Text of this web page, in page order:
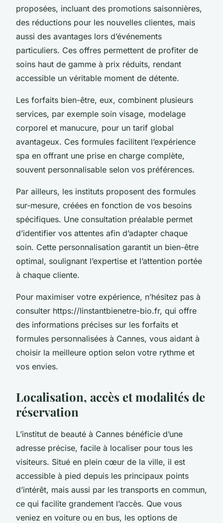
proposées, incluant des promotions saisonnières,
des réductions pour les nouvelles clientes, mais
aussi des avantages lors d’événements
particuliers. Ces offres permettent de profiter de
soins haut de gamme à prix réduits, rendant
accessible un véritable moment de détente.
Les forfaits bien-être, eux, combinent plusieurs
services, par exemple soin visage, modelage
corporel et manucure, pour un tarif global
avantageux. Ces formules facilitent l’expérience
spa en offrant une prise en charge complète,
souvent personnalisable selon vos préférences.
Par ailleurs, les instituts proposent des formules
sur-mesure, créées en fonction de vos besoins
spécifiques. Une consultation préalable permet
d’identifier vos attentes afin d’adapter chaque
soin. Cette personnalisation garantit un bien-être
optimal, soulignant l’expertise et l’attention portée
à chaque cliente.
Pour maximiser votre expérience, n’hésitez pas à
consulter https://linstantbienetre-bio.fr, qui offre
des informations précises sur les forfaits et
formules personnalisées à Cannes, vous aidant à
choisir la meilleure option selon votre rythme et
vos envies.
Localisation, accès et modalités de
réservation
L’institut de beauté à Cannes bénéficie d’une
adresse précise, facile à localiser pour tous les
visiteurs. Situé en plein cœur de la ville, il est
accessible à pied depuis les principaux points
d’intérêt, mais aussi par les transports en commun,
ce qui facilite grandement l’accès. Que vous
veniez en voiture ou en bus, les options de